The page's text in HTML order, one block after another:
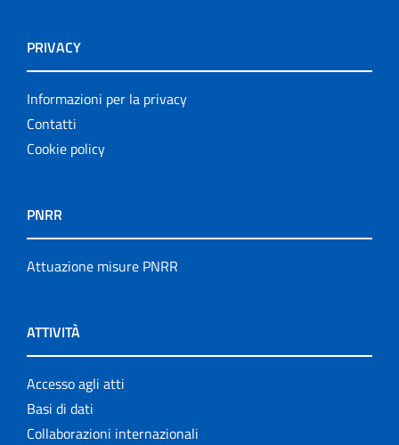
PRIVACY
Informazioni per la privacy
Contatti
Cookie policy
PNRR
Attuazione misure PNRR
ATTIVITÀ
Accesso agli atti
Basi di dati
Collaborazioni internazionali